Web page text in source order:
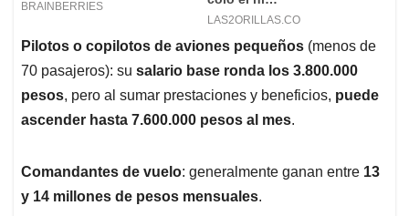
Pilotos o copilotos de aviones pequeños (menos de
70 pasajeros): su salario base ronda los 3.800.000
pesos, pero al sumar prestaciones y beneficios, puede
ascender hasta 7.600.000 pesos al mes.
Comandantes de vuelo: generalmente ganan entre 13
y 14 millones de pesos mensuales.